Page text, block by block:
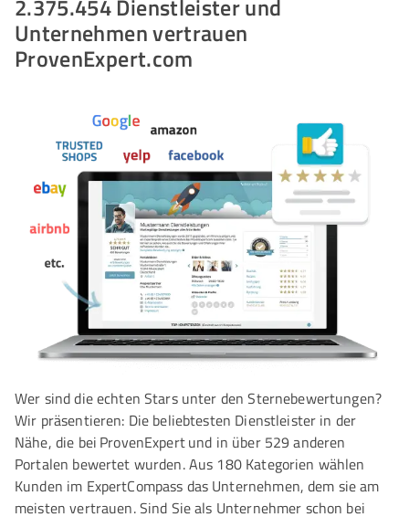
2.375.454 Dienstleister und
Unternehmen vertrauen
ProvenExpert.com
Wer sind die echten Stars unter den Sternebewertungen?
Wir präsentieren: Die beliebtesten Dienstleister in der
Nähe, die bei ProvenExpert und in über 529 anderen
Portalen bewertet wurden. Aus 180 Kategorien wählen
Kunden im ExpertCompass das Unternehmen, dem sie am
meisten vertrauen. Sind Sie als Unternehmer schon bei